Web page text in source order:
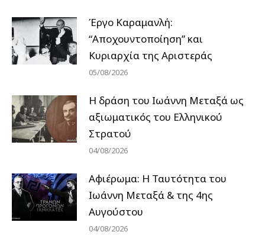
Έργο Καραμανλή:
“Αποχουντοποίηση” και
Κυριαρχία της Αριστεράς
05/08/2026
H δράση του Ιωάννη Μεταξά ως
αξιωματικός του Ελληνικού
Στρατού
04/08/2026
Αφιέρωμα: Η Ταυτότητα του
Ιωάννη Μεταξά & της 4ης
Αυγούστου
04/08/2026